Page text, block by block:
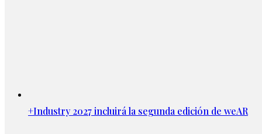
+Industry 2027 incluirá la segunda edición de weAR